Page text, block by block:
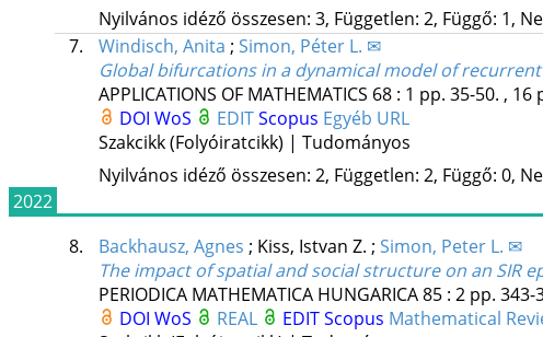
Nyilvános idéző összesen: 3, Független: 2, Függő: 1,
7.
Windisch, Anita ; Simon, Péter L. ✉
Global bifurcations in a dynamical model of
APPLICATIONS OF MATHEMATICS 68: 1 pp. 35-50. , 16
DOI WoS EDITScopus Egyéb URL
Szakcikk (Folyóiratcikk) | Tudományos
Nyilvános idéző összesen: 2, Független: 2, Függő: 0,
2022
8.
Backhausz, Agnes ; Kiss, Istvan Z. ; Simon, Peter L. ✉
The impact of spatial and social structure on an SIR
PERIODICA MATHEMATICA HUNGARICA85: 2 pp. 343-
DOI WoS REAL EDITScopus Mathematical